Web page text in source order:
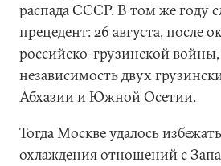
распада СССР. В том же году
прецедент: 26 августа, после
российско-грузинской
независимость двух
Абхазии и Южной Осетии.
Тогда Москве удалось
охлаждения отношений с